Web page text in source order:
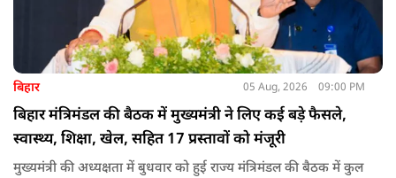
बिहार 05 Aug, 2026 09:00 PM
बिहार मंत्रिमंडल की बैठक में मुख्यमंत्री ने लिए कई बड़े फैसले,
स्वास्थ्य, शिक्षा, खेल, सहित 17 प्रस्तावों को मंजूरी
मुख्यमंत्री की अध्यक्षता में बुधवार को हुई राज्य मंत्रिमंडल की बैठक में कुल